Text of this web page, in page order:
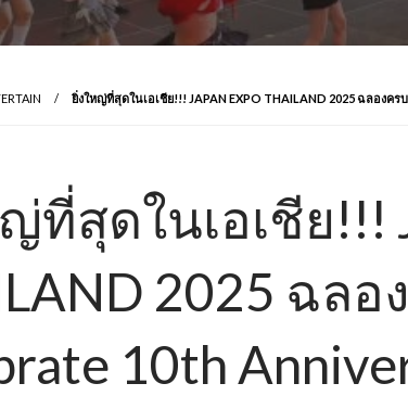
ยิ่งใหญ่ที่สุดในเอเชีย!!! JAPAN EXPO THAILAND 2025 ฉลองครบ
ที่สุดในเอเชีย!!!
2025 ฉลอ
10th